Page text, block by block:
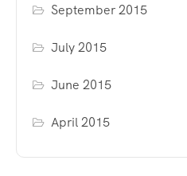
September 2015
July 2015
June 2015
April 2015